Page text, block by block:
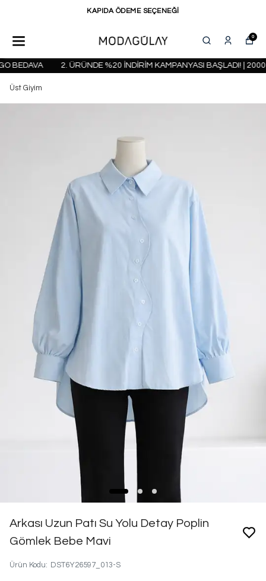
KAPIDA ÖDEME SEÇENEĞİ
0
2. ÜRÜNDE %20 İNDİRİM KAMPANYASI BAŞLADI! | 2000
Üst Giyim
Arkası Uzun Patı Su Yolu Detay Poplin
Gömlek Bebe Mavi
Ürün Kodu: DST6Y26597_013-S